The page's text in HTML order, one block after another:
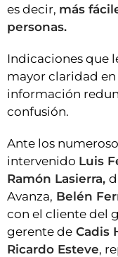
es decir, más
personas.
Indicaciones que
mayor claridad
información
confusión.
Ante los
intervenido Luis
Ramón Lasierra,
Avanza, Belén
con el cliente del
gerente de Cadis
Ricardo Esteve,